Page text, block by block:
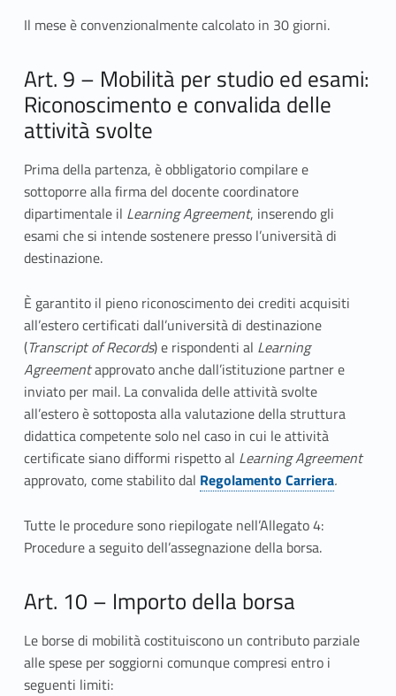
Il mese è convenzionalmente calcolato in 30 giorni.
Art. 9 – Mobilità per studio ed esami:
Riconoscimento e convalida delle
attività svolte
Prima della partenza, è obbligatorio compilare e
sottoporre alla firma del docente coordinatore
dipartimentale il Learning Agreement, inserendo gli
esami che si intende sostenere presso l’università di
destinazione.
È garantito il pieno riconoscimento dei crediti acquisiti
all’estero certificati dall’università di destinazione
(Transcript of Records) e rispondenti al Learning
Agreementapprovato anche dall’istituzione partner e
inviato per mail. La convalida delle attività svolte
all’estero è sottoposta alla valutazione della struttura
didattica competente solo nel caso in cui le attività
certificate siano difformi rispetto al Learning Agreement
approvato, come stabilito dal Regolamento Carriera.
Tutte le procedure sono riepilogate nell’Allegato 4:
Procedure a seguito dell’assegnazione della borsa.
Art. 10 – Importo della borsa
Le borse di mobilità costituiscono un contributo parziale
alle spese per soggiorni comunque compresi entro i
seguenti limiti: